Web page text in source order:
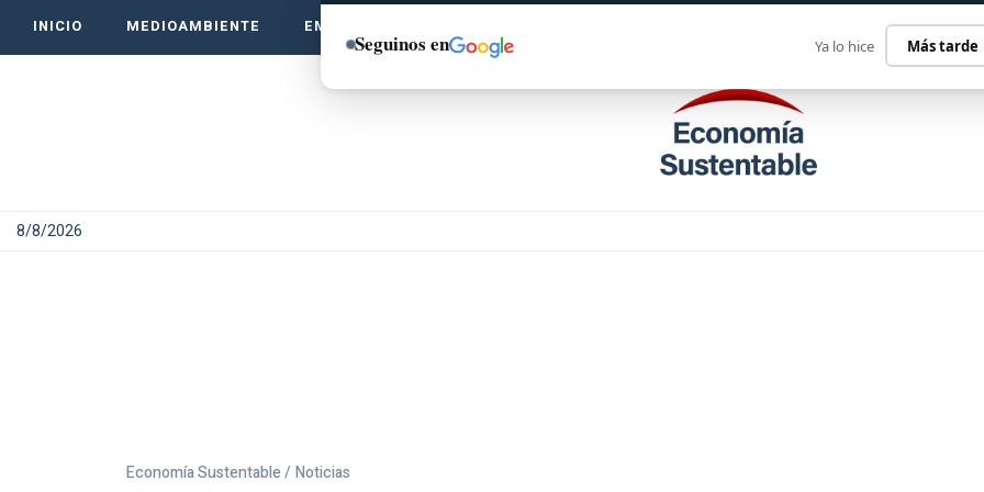
INICIO MEDIOAMBIENTE EMPRENDE VERDE
8/8/2026
Economía Sustentable / Noticias
Seguinos en Ya lo hice Más tarde